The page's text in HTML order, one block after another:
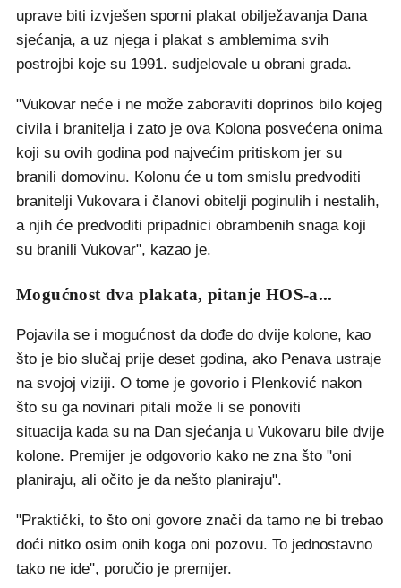
uprave biti izvješen sporni plakat obilježavanja Dana
sjećanja, a uz njega i plakat s amblemima svih
postrojbi koje su 1991. sudjelovale u obrani grada.
"Vukovar neće i ne može zaboraviti doprinos bilo kojeg
civila i branitelja i zato je ova Kolona posvećena onima
koji su ovih godina pod najvećim pritiskom jer su
branili domovinu. Kolonu će u tom smislu predvoditi
branitelji Vukovara i članovi obitelji poginulih i nestalih,
a njih će predvoditi pripadnici obrambenih snaga koji
su branili Vukovar", kazao je.
Mogućnost dva plakata, pitanje HOS-a...
Pojavila se i mogućnost da dođe do dvije kolone, kao
što je bio slučaj prije deset godina, ako Penava ustraje
na svojoj viziji. O tome je govorio i Plenković nakon
što su ga novinari pitali može li se ponoviti
situacija kada su na Dan sjećanja u Vukovaru bile dvije
kolone. Premijer je odgovorio kako ne zna što "oni
planiraju, ali očito je da nešto planiraju".
"Praktički, to što oni govore znači da tamo ne bi trebao
doći nitko osim onih koga oni pozovu. To jednostavno
tako ne ide", poručio je premijer.